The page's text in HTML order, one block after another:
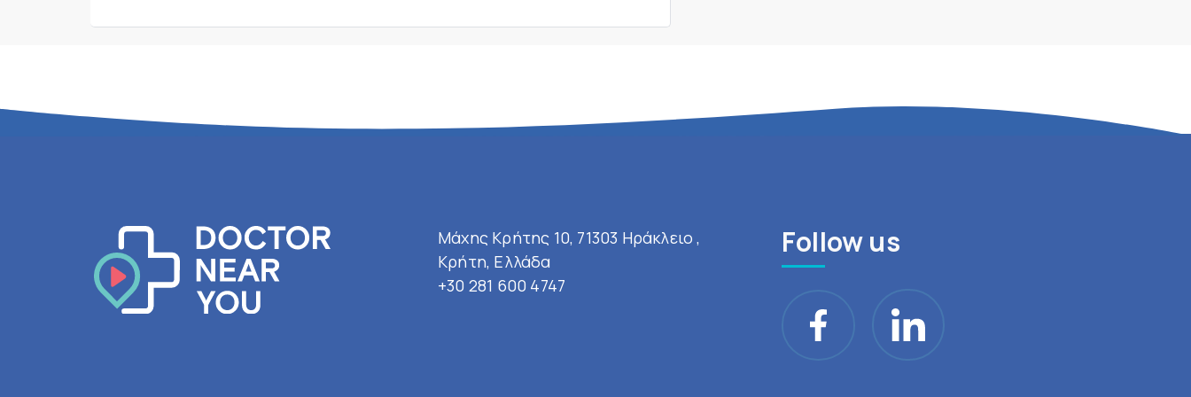
Μάχης Κρήτης 10, 71303 Ηράκλειο ,
Κρήτη, Ελλάδα
+30 281 600 4747
Follow us